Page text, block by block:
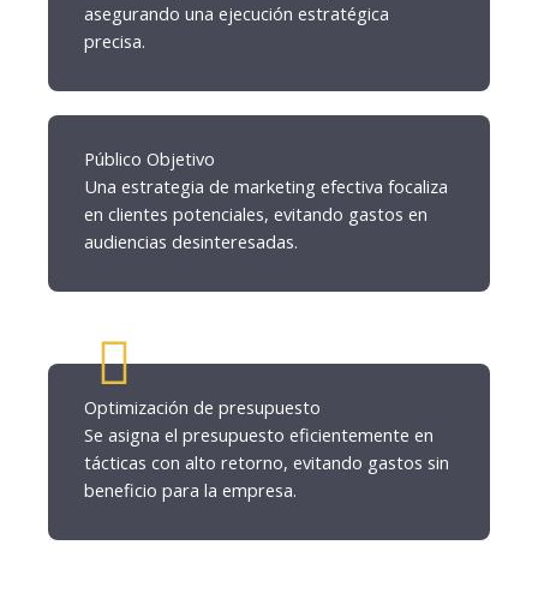
asegurando una ejecución estratégica
precisa.
Público Objetivo
Una estrategia de marketing efectiva focaliza
en clientes potenciales, evitando gastos en
audiencias desinteresadas.
Optimización de presupuesto
Se asigna el presupuesto eficientemente en
tácticas con alto retorno, evitando gastos sin
beneficio para la empresa.